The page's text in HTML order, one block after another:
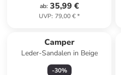
ab: 35,99 €
UVP: 79,00 €*
Camper
Leder-Sandalen in Beige
-30%